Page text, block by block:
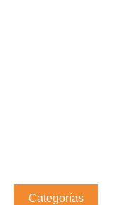
Categorías